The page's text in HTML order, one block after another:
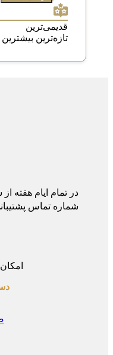
قدیمی‌ترین
تازه‌ترین بیشترین رأی
در تمام ایام هفته از
شماره تماس پشتیبانی :
امکان